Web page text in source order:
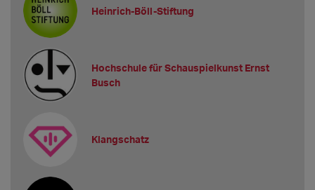
Heinrich-Böll-Stiftung
Hochschule für Schauspielkunst Ernst
Busch
Klangschatz